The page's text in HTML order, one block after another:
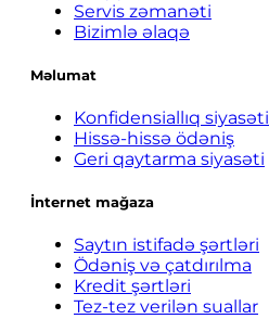
Servis zəmanəti
Bizimlə əlaqə
Məlumat
Konfidensiallıq siyasəti
Hissə-hissə ödəniş
Geri qaytarma siyasəti
İnternet mağaza
Saytın istifadə şərtləri
Ödəniş və çatdırılma
Kredit şərtləri
Tez-tez verilən suallar